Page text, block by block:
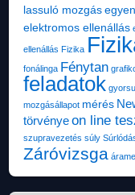
lassuló mozgás
elektromos ellenállás
ellenállás Fizika
fonálinga Fénytan
feladatok
mozgásállapot mérés
törvényeon line
szupravezetés súly
Záróvizsga